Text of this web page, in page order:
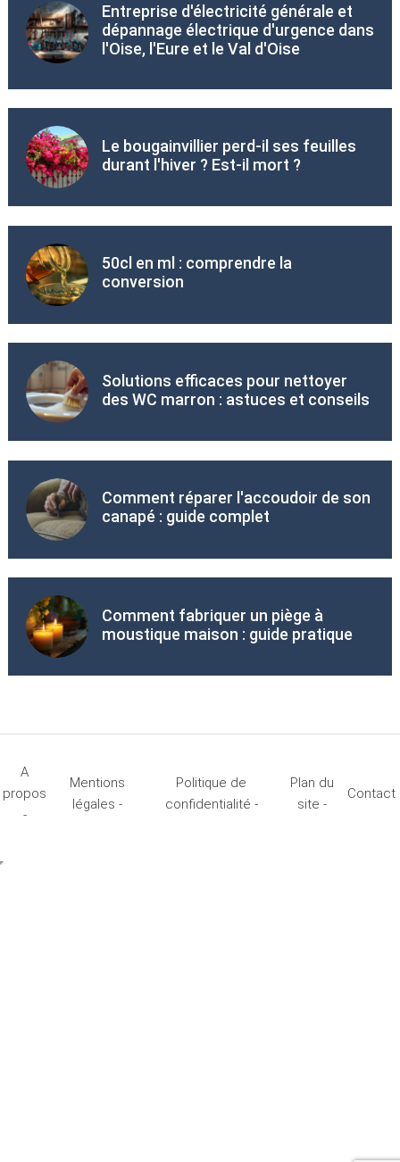
Entreprise d'électricité générale et
dépannage électrique d'urgence dans
l'Oise, l'Eure et le Val d'Oise
Le bougainvillier perd-il ses feuilles
durant l'hiver ? Est-il mort ?
50cl en ml : comprendre la
conversion
Solutions efficaces pour nettoyer
des WC marron : astuces et conseils
Comment réparer l'accoudoir de son
canapé : guide complet
Comment fabriquer un piège à
moustique maison : guide pratique
A
propos
-
Mentions
légales -
Politique de
confidentialité -
Plan du
site -
Contact